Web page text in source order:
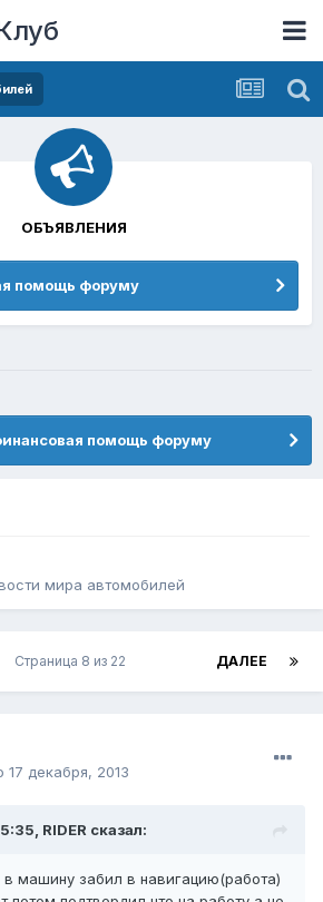
помощь форуму
мира автомобилей
ДАЛЕЕ
Страница 8 из 22
17 декабря, 2013
RIDER сказал:
в машину забил в навигацию(работа)
ОБЪЯВЛЕНИЯ
помощь форуму